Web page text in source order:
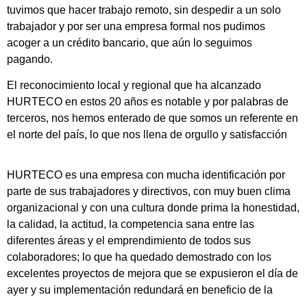
tuvimos que hacer trabajo remoto, sin despedir a un solo
trabajador y por ser una empresa formal nos pudimos
acoger a un crédito bancario, que aún lo seguimos
pagando.
El reconocimiento local y regional que ha alcanzado
HURTECO en estos 20 años es notable y por palabras de
terceros, nos hemos enterado de que somos un referente en
el norte del país, lo que nos llena de orgullo y satisfacción
HURTECO es una empresa con mucha identificación por
parte de sus trabajadores y directivos, con muy buen clima
organizacional y con una cultura donde prima la honestidad,
la calidad, la actitud, la competencia sana entre las
diferentes áreas y el emprendimiento de todos sus
colaboradores; lo que ha quedado demostrado con los
excelentes proyectos de mejora que se expusieron el día de
ayer y su implementación redundará en beneficio de la